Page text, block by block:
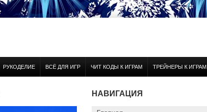
РУКОДЕЛИЕ ВСЁ ДЛЯ ИГР ЧИТ КОДЫ К ИГРАМ ТРЕЙНЕРЫ К ИГРАМ
НАВИГАЦИЯ